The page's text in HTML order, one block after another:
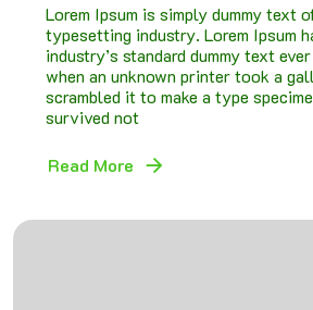
Lorem Ipsum is simply dummy text
typesetting industry. Lorem Ipsum
industry’s standard dummy text
when an unknown printer took a
scrambled it to make a type
survived not
Read More